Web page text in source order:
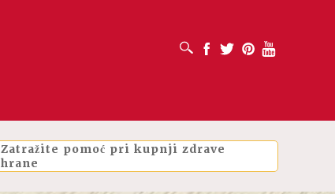
OTVORI OKVIR ZA PRETRAŽIVANJE
Facebook
Twitter PinterestYoutube
Zatražite pomoć pri kupnji zdrave
hrane